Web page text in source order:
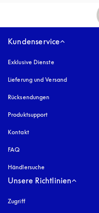
Kundenservice
Exklusive Dienste
Lieferung und Versand
Rücksendungen
Produktsupport
Kontakt
FAQ
Händlersuche
Unsere Richtlinien
Zugrifföffnet sich in einem neuen